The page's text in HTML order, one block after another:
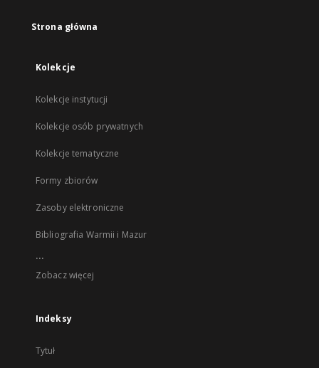
Strona główna
Kolekcje
Kolekcje instytucji
Kolekcje osób prywatnych
Kolekcje tematyczne
Formy zbiorów
Zasoby elektroniczne
Bibliografia Warmii i Mazur
...
Zobacz więcej
Indeksy
Tytuł